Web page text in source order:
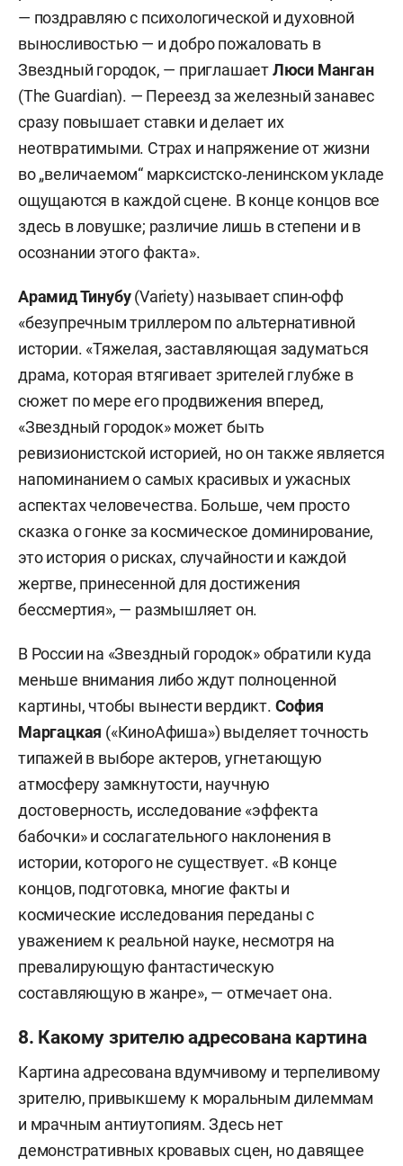
— поздравляю с психологической и духовной
выносливостью — и добро пожаловать в
Звездный городок, — приглашаетЛюси Манган
(The Guardian). — Переезд за железный занавес
сразу повышает ставки и делает их
неотвратимыми. Страх и напряжение от жизни
во „величаемом“ марксистско‑ленинском укладе
ощущаются в каждой сцене. В конце концов все
здесь в ловушке; различие лишь в степени и в
осознании этого факта».
Арамид Тинубу(Variety) называет спин-офф
«безупречным триллером по альтернативной
истории. «Тяжелая, заставляющая задуматься
драма, которая втягивает зрителей глубже в
сюжет по мере его продвижения вперед,
«Звездный городок» может быть
ревизионистской историей, но он также является
напоминанием о самых красивых и ужасных
аспектах человечества. Больше, чем просто
сказка о гонке за космическое доминирование,
это история о рисках, случайности и каждой
жертве, принесенной для достижения
бессмертия», — размышляет он.
В России на «Звездный городок» обратили куда
меньше внимания либо ждут полноценной
картины, чтобы вынести вердикт. София
Маргацкая («КиноАфиша») выделяет точность
типажей в выборе актеров, угнетающую
атмосферу замкнутости, научную
достоверность, исследование «эффекта
бабочки» и сослагательного наклонения в
истории, которого не существует. «В конце
концов, подготовка, многие факты и
космические исследования переданы с
уважением к реальной науке, несмотря на
превалирующую фантастическую
составляющую в жанре», — отмечает она.
8. Какому зрителю адресована картина
Картина адресована вдумчивому и терпеливому
зрителю, привыкшему к моральным дилеммам
и мрачным антиутопиям. Здесь нет
демонстративных кровавых сцен, но давящее